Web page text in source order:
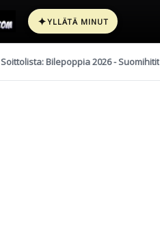
✦YLLÄTÄ MINUT
Soittolista: Bilepoppia 2026 - Suomihitit